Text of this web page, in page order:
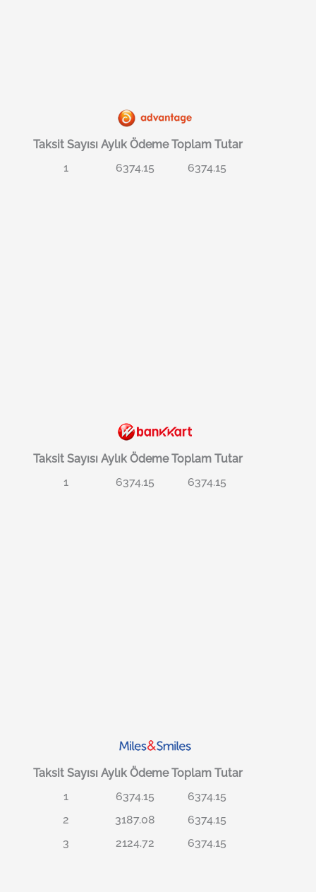
Taksit Sayısı Aylık Ödeme Toplam Tutar
1
6374.15 6374.15
Taksit Sayısı Aylık Ödeme Toplam Tutar
1
6374.15 6374.15
Taksit Sayısı Aylık Ödeme Toplam Tutar
1
6374.15
6374.15
2
3187.08
6374.15
3
2124.72 6374.15